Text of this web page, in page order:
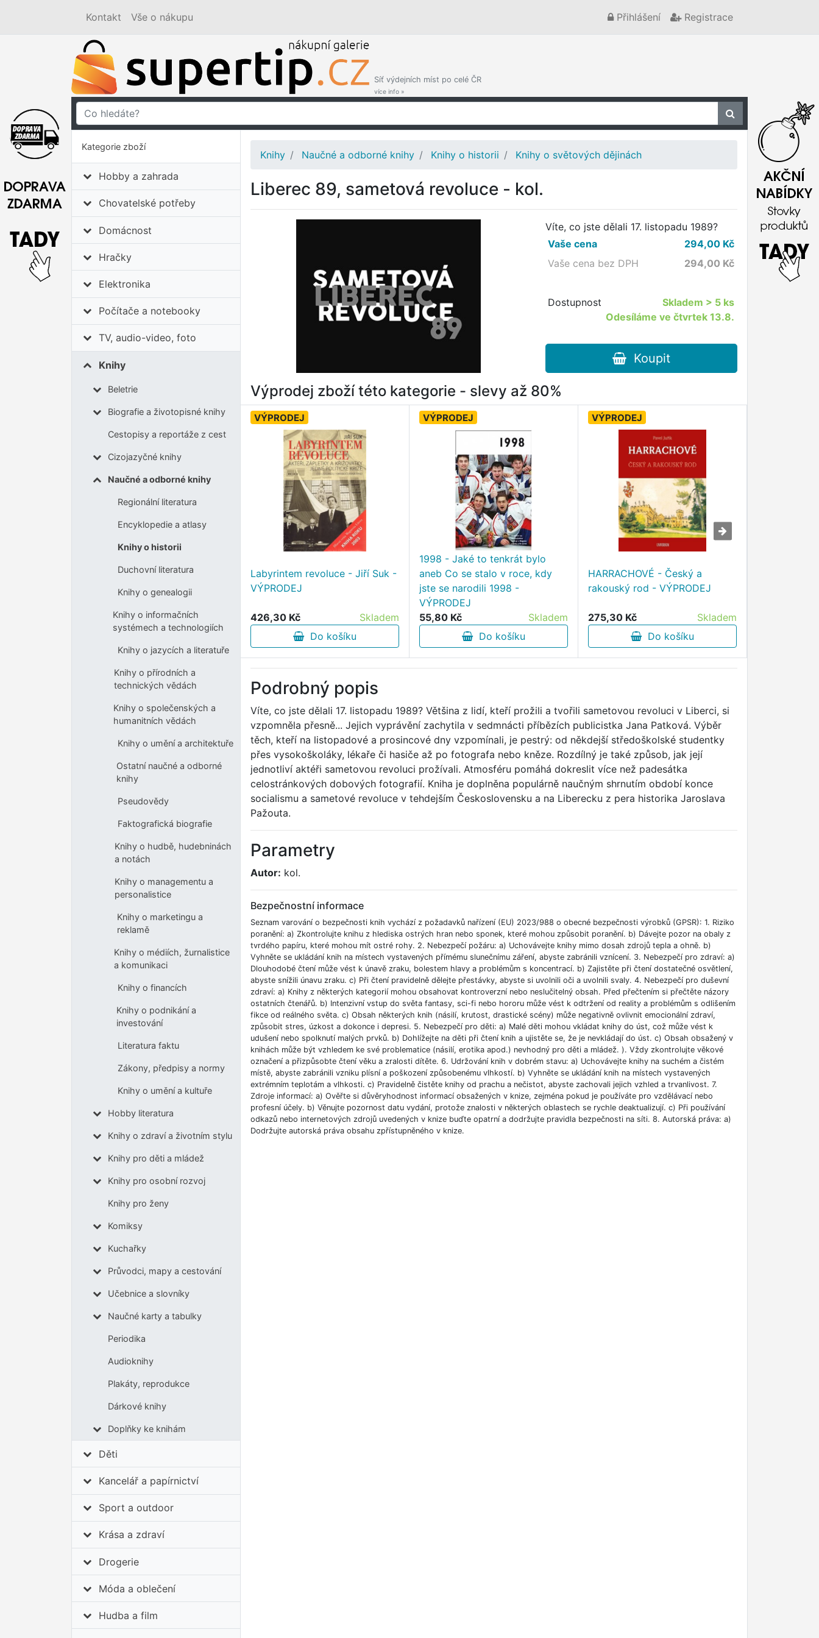
Kontakt Vše o nákupu Přihlášení Registrace
Síť výdejních míst po celé ČR
více info »
Kategorie zboží
Hobby a zahrada
Chovatelské potřeby
Domácnost
Hračky
Elektronika
Počítače a notebooky
TV, audio-video, foto
Knihy
Beletrie
Biografie a životopisné knihy
Cestopisy a reportáže z cest
Cizojazyčné knihy
Naučné a odborné knihy
Regionální literatura
Encyklopedie a atlasy
Knihy o historii
Duchovní literatura
Knihy o genealogii
Knihy o informačních
systémech a technologiích
Knihy o jazycích a literatuře
Knihy o přírodních a
technických vědách
Knihy o společenských a
humanitních vědách
Knihy o umění a architektuře
Ostatní naučné a odborné
knihy
Pseudovědy
Faktografická biografie
Knihy o hudbě, hudebninách
a notách
Knihy o managementu a
personalistice
Knihy o marketingu a
reklamě
Knihy o médiích, žurnalistice
a komunikaci
Knihy o financích
Knihy o podnikání a
investování
Literatura faktu
Zákony, předpisy a normy
Knihy o umění a kultuře
Hobby literatura
Knihy o zdraví a životním stylu
Knihy pro děti a mládež
Knihy pro osobní rozvoj
Knihy pro ženy
Komiksy
Kuchařky
Průvodci, mapy a cestování
Učebnice a slovníky
Naučné karty a tabulky
Periodika
Audioknihy
Plakáty, reprodukce
Dárkové knihy
Doplňky ke knihám
Děti
Kancelář a papírnictví
Sport a outdoor
Krása a zdraví
Drogerie
Móda a oblečení
Hudba a film
Knihy Naučné a odborné knihy Knihy o historii Knihy o světových dějinách
Liberec 89, sametová revoluce - kol.
Víte, co jste dělali 17. listopadu 1989?
Vaše cena
294,00Kč
Vaše cena bez DPH
294,00 Kč
Dostupnost Skladem > 5 ks
Odesíláme ve čtvrtek 13.8.
Koupit
Výprodej zboží této kategorie - slevy až 80%
VÝPRODEJ
Labyrintem revoluce - Jiří Suk -
VÝPRODEJ
426,30 Kč
Skladem
Do košíku
VÝPRODEJ
1998 - Jaké to tenkrát bylo
aneb Co se stalo v roce, kdy
jste se narodili 1998 -
VÝPRODEJ
55,80 Kč
Skladem
Do košíku
VÝPRODEJ
HARRACHOVÉ - Český a
rakouský rod - VÝPRODEJ
275,30 Kč
Skladem
Do košíku
Podrobný popis
Víte, co jste dělali 17. listopadu 1989? Většina z lidí, kteří prožili a tvořili sametovou revoluci v Liberci, si
vzpomněla přesně... Jejich vyprávění zachytila v sedmnácti příbězích publicistka Jana Patková. Výběr
těch, kteří na listopadové a prosincové dny vzpomínali, je pestrý: od někdejší středoškolské studentky
přes vysokoškoláky, lékaře či hasiče až po fotografa nebo kněze. Rozdílný je také způsob, jak její
jednotliví aktéři sametovou revoluci prožívali. Atmosféru pomáhá dokreslit více než padesátka
celostránkových dobových fotografií. Kniha je doplněna populárně naučným shrnutím období konce
socialismu a sametové revoluce v tehdejším Československu a na Liberecku z pera historika Jaroslava
Pažouta.
Parametry
Autor: kol.
Bezpečnostní informace
Seznam varování o bezpečnosti knih vychází z požadavků nařízení (EU) 2023/988 o obecné bezpečnosti výrobků (GPSR): 1. Riziko
poranění: a) Zkontrolujte knihu z hlediska ostrých hran nebo sponek, které mohou způsobit poranění. b) Dávejte pozor na obaly z
tvrdého papíru, které mohou mít ostré rohy. 2. Nebezpečí požáru: a) Uchovávejte knihy mimo dosah zdrojů tepla a ohně. b)
Vyhněte se ukládání knih na místech vystavených přímému slunečnímu záření, abyste zabránili vznícení. 3. Nebezpečí pro zdraví: a)
Dlouhodobé čtení může vést k únavě zraku, bolestem hlavy a problémům s koncentrací. b) Zajistěte při čtení dostatečné osvětlení,
abyste snížili únavu zraku. c) Při čtení pravidelně dělejte přestávky, abyste si uvolnili oči a uvolnili svaly. 4. Nebezpečí pro duševní
zdraví: a) Knihy z některých kategorií mohou obsahovat kontroverzní nebo neslučitelný obsah. Před přečtením si přečtěte názory
ostatních čtenářů. b) Intenzivní vstup do světa fantasy, sci-fi nebo hororu může vést k odtržení od reality a problémům s odlišením
fikce od reálného světa. c) Obsah některých knih (násilí, krutost, drastické scény) může negativně ovlivnit emocionální zdraví,
způsobit stres, úzkost a dokonce i depresi. 5. Nebezpečí pro děti: a) Malé děti mohou vkládat knihy do úst, což může vést k
udušení nebo spolknutí malých prvků. b) Dohlížejte na děti při čtení knih a ujistěte se, že je nevkládají do úst. c) Obsah obsažený v
knihách může být vzhledem ke své problematice (násilí, erotika apod.) nevhodný pro děti a mládež. ). Vždy zkontrolujte věkové
označení a přizpůsobte čtení věku a zralosti dítěte. 6. Udržování knih v dobrém stavu: a) Uchovávejte knihy na suchém a čistém
místě, abyste zabránili vzniku plísní a poškození způsobenému vlhkostí. b) Vyhněte se ukládání knih na místech vystavených
extrémním teplotám a vlhkosti. c) Pravidelně čistěte knihy od prachu a nečistot, abyste zachovali jejich vzhled a trvanlivost. 7.
Zdroje informací: a) Ověřte si důvěryhodnost informací obsažených v knize, zejména pokud je používáte pro vzdělávací nebo
profesní účely. b) Věnujte pozornost datu vydání, protože znalosti v některých oblastech se rychle deaktualizují. c) Při používání
odkazů nebo internetových zdrojů uvedených v knize buďte opatrní a dodržujte pravidla bezpečnosti na síti. 8. Autorská práva: a)
Dodržujte autorská práva obsahu zpřístupněného v knize.